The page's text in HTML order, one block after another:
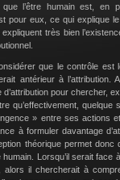
l’être humain est, en
pour eux, ce qui explique le
très bien
que le contrôle est
antérieur à l’attribution.
pour chercher,
qu’effectivement, quelque
» entre ses actions
à formuler davantage
théorique permet donc
Lorsqu’il serait
il chercherait à